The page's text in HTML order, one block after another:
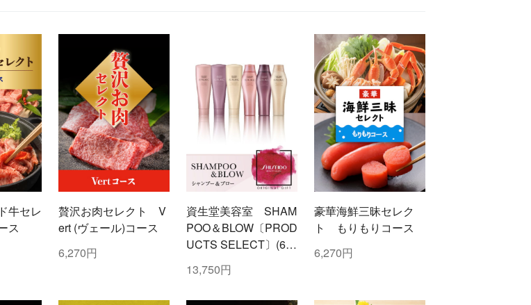
牛セレ
ス
贅沢お肉セレクト V
ert (ヴェール)コース
6,270円
資生堂美容室 SHAM
POO＆BLOW〔PROD
UCTS SELECT〕(60
13,750円
豪華海鮮三昧セレク
ト もりもりコース
6,270円